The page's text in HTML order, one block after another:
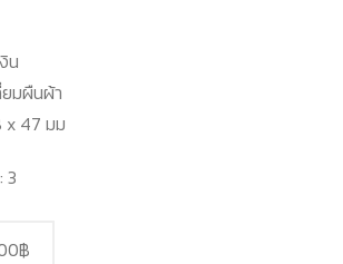
น
มผืนผ้า
x 47 มม
3
฿